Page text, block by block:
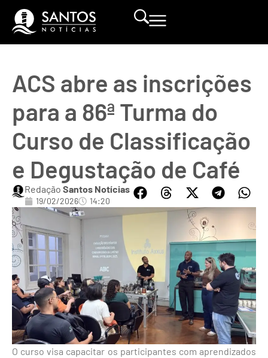
ACS abre as inscrições
para a 86ª Turma do
Curso de Classificação
e Degustação de Café
Redação Santos Notícias
19/02/2026 14:20
O curso visa capacitar os participantes com aprendizados